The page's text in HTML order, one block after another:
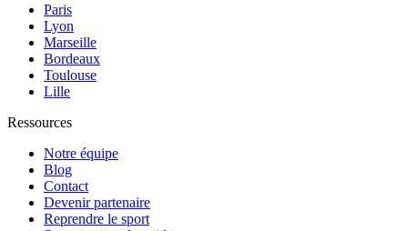
Paris
Lyon
Marseille
Bordeaux
Toulouse
Lille
Ressources
Notre équipe
Blog
Contact
Devenir partenaire
Reprendre le sport